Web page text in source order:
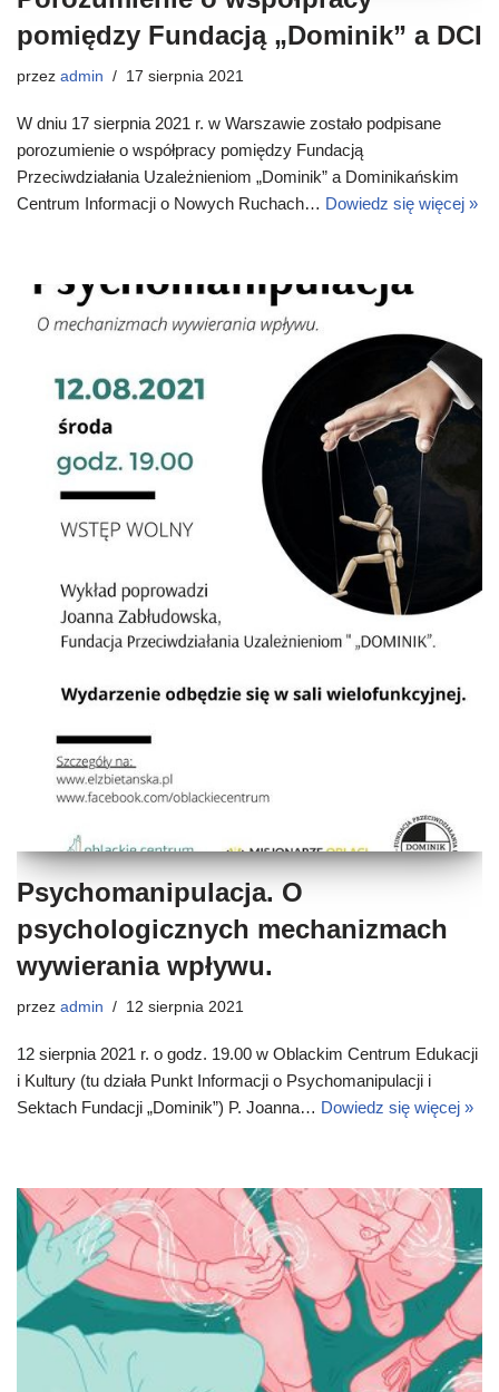
pomiędzy Fundacją „Dominik” a DCI
przez admin 17 sierpnia 2021
W dniu 17 sierpnia 2021 r. w Warszawie zostało podpisane
porozumienie o współpracy pomiędzy Fundacją
Przeciwdziałania Uzależnieniom „Dominik” a Dominikańskim
Centrum Informacji o Nowych Ruchach… Dowiedz się więcej »
Psychomanipulacja. O
psychologicznych mechanizmach
wywierania wpływu.
przez admin 12 sierpnia 2021
12 sierpnia 2021 r. o godz. 19.00 w Oblackim Centrum Edukacji
i Kultury (tu działa Punkt Informacji o Psychomanipulacji i
Sektach Fundacji „Dominik”) P. Joanna… Dowiedz się więcej »